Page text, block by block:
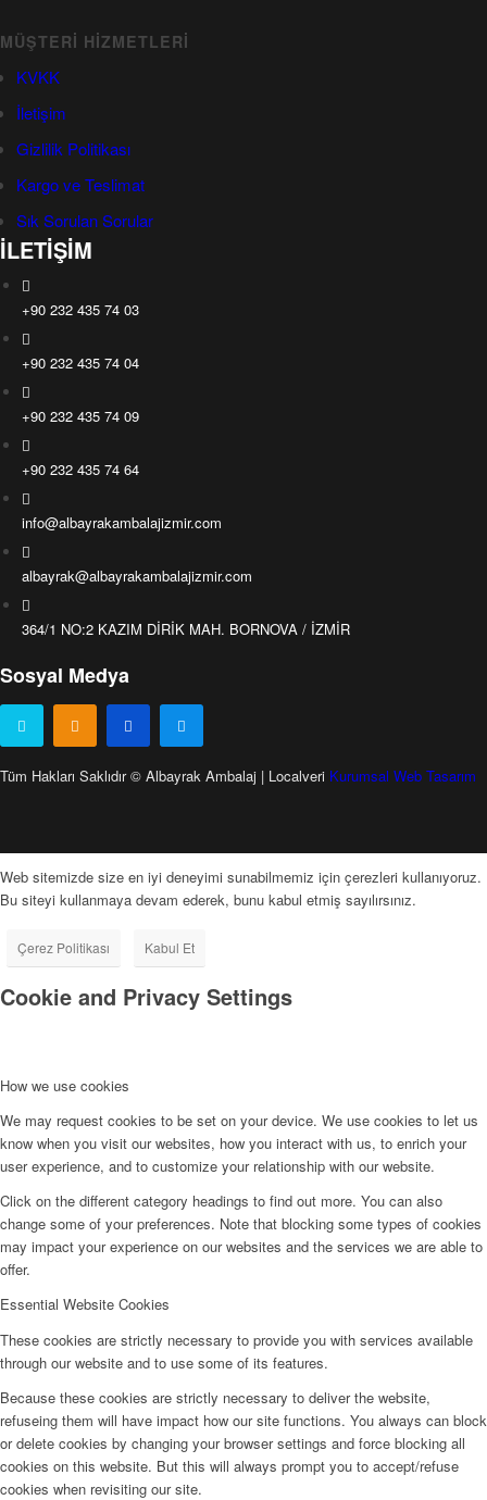
MÜŞTERI HIZMETLERI
KVKK
İletişim
Gizlilik Politikası
Kargo ve Teslimat
Sık Sorulan Sorular
İLETİŞİM
+90 232 435 74 03
+90 232 435 74 04
+90 232 435 74 09
+90 232 435 74 64
info@albayrakambalajizmir.com
albayrak@albayrakambalajizmir.com
364/1 NO:2 KAZIM DİRİK MAH. BORNOVA / İZMİR
Sosyal Medya
Tüm Hakları Saklıdır © Albayrak Ambalaj | Localveri Kurumsal Web Tasarım
Web sitemizde size en iyi deneyimi sunabilmemiz için çerezleri kullanıyoruz.
Bu siteyi kullanmaya devam ederek, bunu kabul etmiş sayılırsınız.
Çerez Politikası Kabul Et
Cookie and Privacy Settings
How we use cookies
We may request cookies to be set on your device. We use cookies to let us
know when you visit our websites, how you interact with us, to enrich your
user experience, and to customize your relationship with our website.
Click on the different category headings to find out more. You can also
change some of your preferences. Note that blocking some types of cookies
may impact your experience on our websites and the services we are able to
offer.
Essential Website Cookies
These cookies are strictly necessary to provide you with services available
through our website and to use some of its features.
Because these cookies are strictly necessary to deliver the website,
refuseing them will have impact how our site functions. You always can block
or delete cookies by changing your browser settings and force blocking all
cookies on this website. But this will always prompt you to accept/refuse
cookies when revisiting our site.